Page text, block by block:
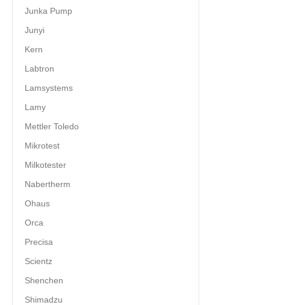
Junka Pump
Junyi
Kern
Labtron
Lamsystems
Lamy
Mettler Toledo
Mikrotest
Milkotester
Nabertherm
Ohaus
Orca
Precisa
Scientz
Shenchen
Shimadzu